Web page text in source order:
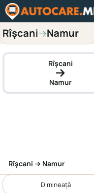
Rîşcani→Namur
Rîşcani
Namur
Rîşcani → Namur
Dimineață